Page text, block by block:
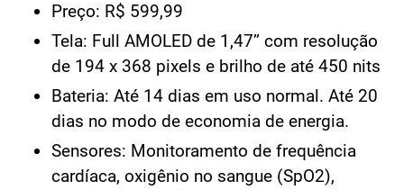
Preço: R$ 599,99
Tela: Full AMOLED de 1,47’’ com resolução
de 194 x 368 pixels e brilho de até 450 nits
Bateria: Até 14 dias em uso normal. Até 20
dias no modo de economia de energia.
Sensores: Monitoramento de frequência
cardíaca, oxigênio no sangue (SpO2),